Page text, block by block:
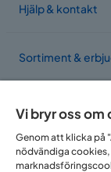
Hjälp & kontakt
Sortiment &
Om Trademax
Vi bryr oss
Genom att klicka på
nödvändiga